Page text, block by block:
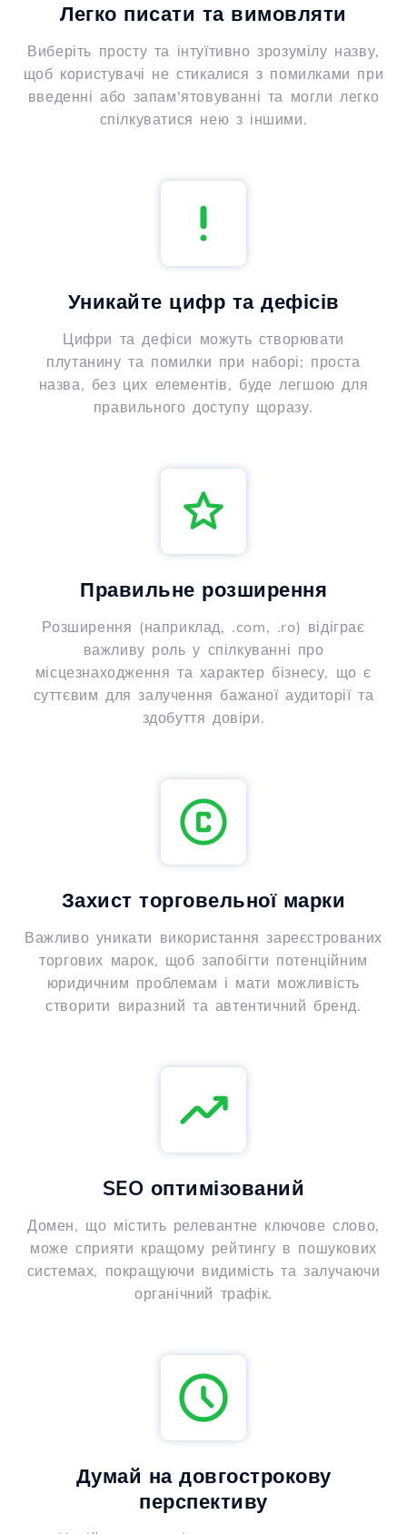
Легко писати та вимовляти
Виберіть просту та інтуїтивно зрозумілу назву,
щоб користувачі не стикалися з помилками при
введенні або запам'ятовуванні та могли легко
спілкуватися нею з іншими.
Уникайте цифр та дефісів
Цифри та дефіси можуть створювати
плутанину та помилки при наборі; проста
назва, без цих елементів, буде легшою для
правильного доступу щоразу.
Правильне розширення
Розширення (наприклад, .com, .ro) відіграє
важливу роль у спілкуванні про
місцезнаходження та характер бізнесу, що є
суттєвим для залучення бажаної аудиторії та
здобуття довіри.
Захист торговельної марки
Важливо уникати використання зареєстрованих
торгових марок, щоб запобігти потенційним
юридичним проблемам і мати можливість
створити виразний та автентичний бренд.
SEO оптимізований
Домен, що містить релевантне ключове слово,
може сприяти кращому рейтингу в пошукових
системах, покращуючи видимість та залучаючи
органічний трафік.
Думай на довгострокову
перспективу